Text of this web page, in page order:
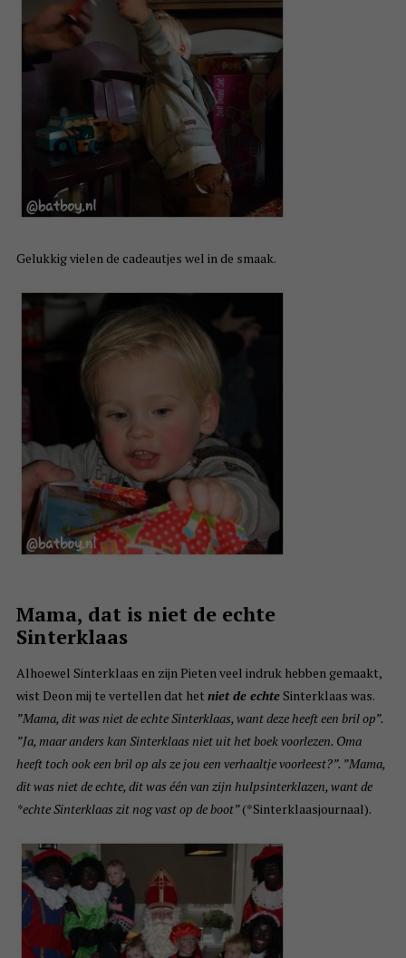
Gelukkig vielen de cadeautjes wel in de smaak.
Mama, dat is niet de echte
Sinterklaas
Alhoewel Sinterklaas en zijn Pieten veel indruk hebben gemaakt,
wist Deon mij te vertellen dat het niet de echte Sinterklaas was.
”Mama, dit was niet de echte Sinterklaas, want deze heeft een bril op”.
”Ja, maar anders kan Sinterklaas niet uit het boek voorlezen. Oma
heeft toch ook een bril op als ze jou een verhaaltje voorleest?”. ”Mama,
dit was niet de echte, dit was één van zijn hulpsinterklazen, want de
*echte Sinterklaas zit nog vast op de boot”(*Sinterklaasjournaal).